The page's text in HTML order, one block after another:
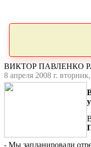
ВИКТОР ПАВЛЕНКО
8 апреля 2008 г.
- Мы запланировали